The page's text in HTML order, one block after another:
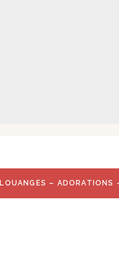
LOUANGES – ADORATIONS